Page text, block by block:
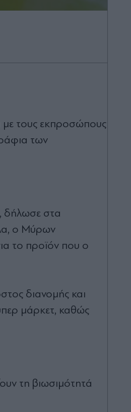
τους εκπροσώπους
των
δήλωσε στα
ο Μύρων
το προϊόν που ο
διανομής και
μάρκετ, καθώς
τη βιωσιμότητά